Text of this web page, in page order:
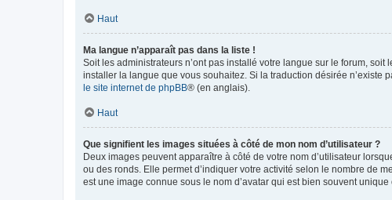
Haut
Ma langue n’apparaît pas dans la liste !
Soit les administrateurs n’ont pas installé votre langue sur le forum,
installer la langue que vous souhaitez. Si la traduction désirée n’existe
le site internet de phpBB® (en anglais).
Haut
Que signifient les images situées à côté de mon nom d’utilisateur ?
Deux images peuvent apparaître à côté de votre nom d’utilisateur
ou des ronds. Elle permet d’indiquer votre activité selon le nombre de
est une image connue sous le nom d’avatar qui est bien souvent